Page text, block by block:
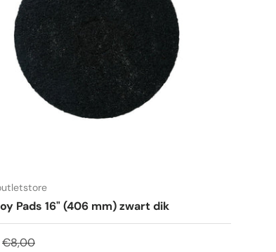
Pads 16" (406 mm) zwart dik
Reguliere prijs
€8,00